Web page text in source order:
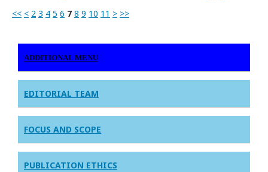
<< < 2 3 4 5 6 7 8 9 10 11 > >>
ADDITIONAL MENU
EDITORIAL TEAM
FOCUS AND SCOPE
PUBLICATION ETHICS